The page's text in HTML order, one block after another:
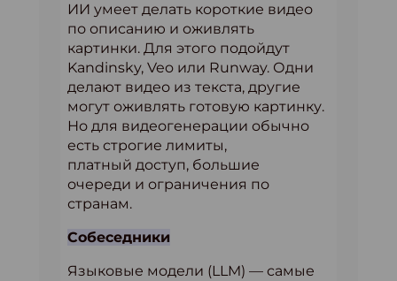
ИИ умеет делать короткие видео
по описанию и оживлять
картинки. Для этого подойдут
Kandinsky, Veo или Runway. Одни
делают видео из текста, другие
могут оживлять готовую картинку.
Но для видеогенерации обычно
есть строгие лимиты,
платный доступ, большие
очереди и ограничения по
странам.
Собеседники
Языковые модели (LLM) — самые